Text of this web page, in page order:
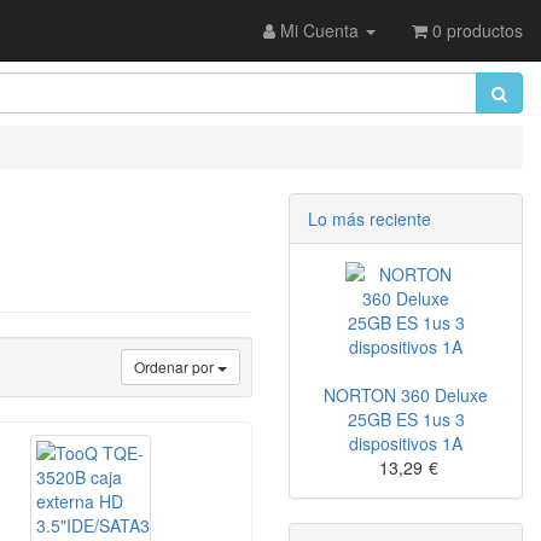
Mi Cuenta 0 productos
Ordenar por
Lo más reciente
NORTON 360 Deluxe
25GB ES 1us 3
dispositivos 1A
13,29 €